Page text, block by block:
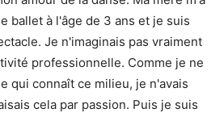
ballet à l'âge de 3 ans et je suis
Je n'imaginais pas vraiment
professionnelle. Comme je ne
qui connaît ce milieu, je n'avais
cela par passion. Puis je suis